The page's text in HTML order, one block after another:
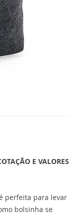
E VALORES
perfeita para levar
bolsinha se